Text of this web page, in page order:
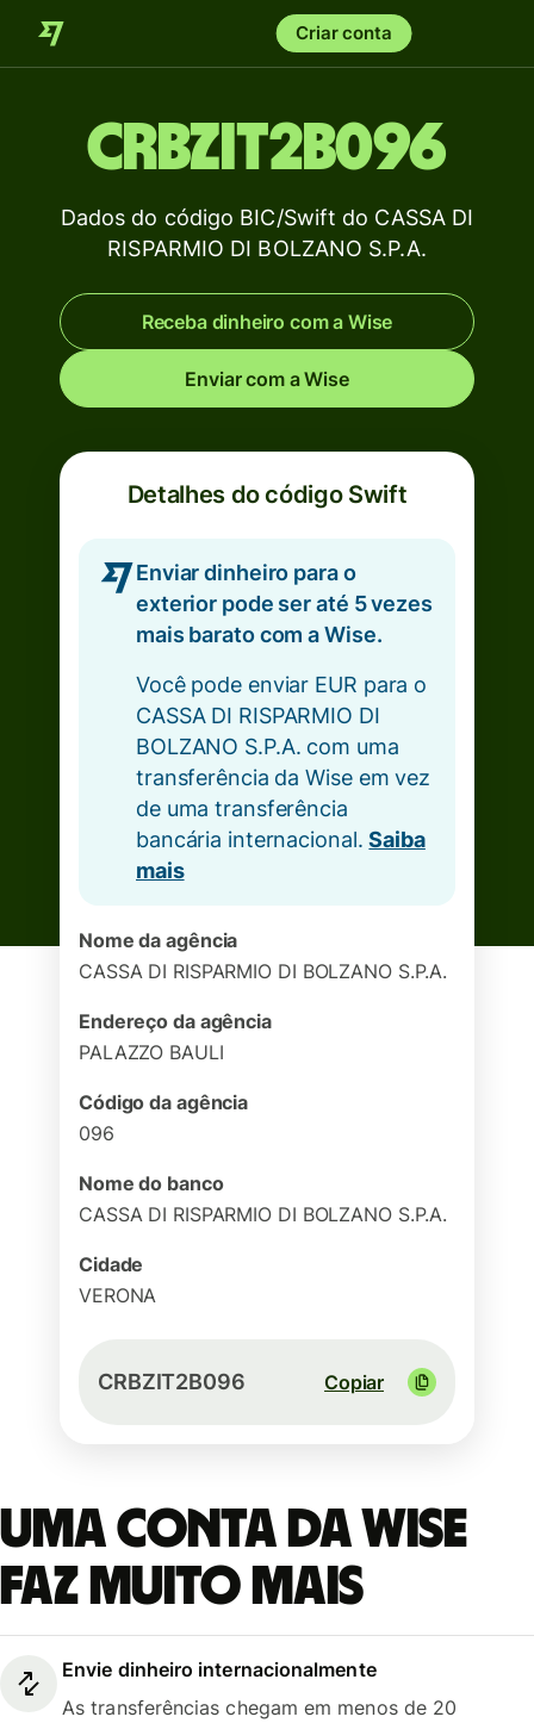
Criar conta
CRBZIT2B096
Dados do código BIC/Swift do CASSA DI
RISPARMIO DI BOLZANO S.P.A.
Receba dinheiro com a Wise
Enviar com a Wise
Detalhes do código Swift
Enviar dinheiro para o
exterior pode ser até 5 vezes
mais barato com a Wise.
Você pode enviar EUR para o
CASSA DI RISPARMIO DI
BOLZANO S.P.A. com uma
transferência da Wise em vez
de uma transferência
bancária internacional.Saiba
mais
Nome da agência
CASSA DI RISPARMIO DI BOLZANO S.P.A.
Endereço da agência
PALAZZO BAULI
Código da agência
096
Nome do banco
CASSA DI RISPARMIO DI BOLZANO S.P.A.
Cidade
VERONA
CRBZIT2B096 Copiar
Uma conta da Wise
faz muito mais
Envie dinheiro internacionalmente
As transferências chegam em menos de 20